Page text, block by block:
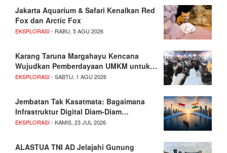
Jakarta Aquarium & Safari Kenalkan Red
Fox dan Arctic Fox
EKSPLORASI- RABU, 5 AGU 2026
Karang Taruna Margahayu Kencana
Wujudkan Pemberdayaan UMKM untuk…
EKSPLORASI- SABTU, 1 AGU 2026
Jembatan Tak Kasatmata: Bagaimana
Infrastruktur Digital Diam-Diam…
EKSPLORASI- KAMIS, 23 JUL 2026
ALASTUA TNI AD Jelajahi Gunung